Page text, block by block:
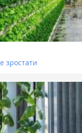
зростати